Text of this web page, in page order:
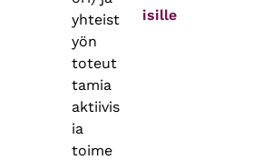
yhteist
yön
toteut
tamia
aktiivis
ia
toime
isille